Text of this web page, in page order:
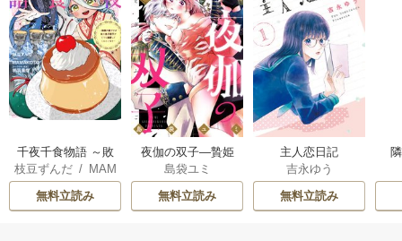
千夜千食物語 ～敗
国の姫ですが氷の
皇子殿下がどうも
溺愛してくれてい
枝豆ずんだ/ MAM
AKOTO / 鴉羽凛燈
無料立読み
夜伽の双子―贄姫
は二人の王子に愛
される―
島袋ユミ
無料立読み
主人恋日記
吉永ゆう
無料立読み